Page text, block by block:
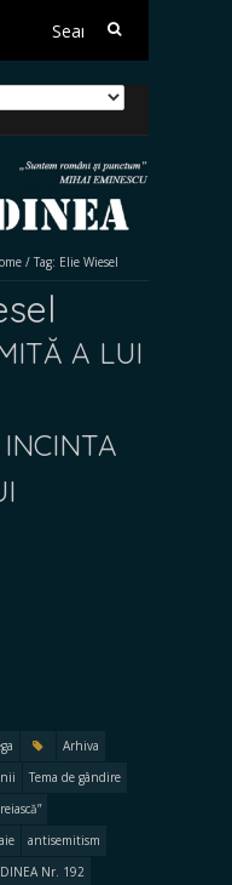
Search
/ Tag: Elie Wiesel
A LUI
Arhiva
Tema de gândire
antisemitism
Nr. 192